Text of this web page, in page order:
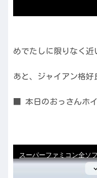
めでたしに限りなく近
あと、ジャイアン格
■ 本日のおっさんホ